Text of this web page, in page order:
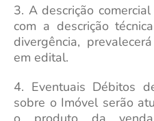
3. A descrição
com a descrição
divergência,
em edital.
4. Eventuais Débitos
sobre o Imóvel serão